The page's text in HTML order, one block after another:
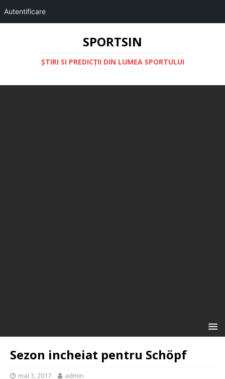
Autentificare
SPORTSIN
ŞTIRI SI PREDICŢII DIN LUMEA SPORTULUI
Sezon incheiat pentru Schöpf
mai 3, 2017 admin